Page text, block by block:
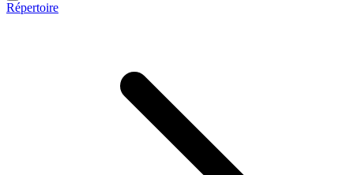
Répertoire